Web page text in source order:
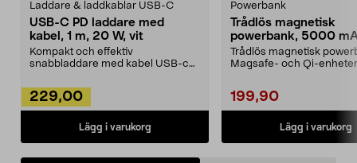
Laddare & laddkablar USB-C
USB-C PD laddare med
kabel, 1 m, 20 W, vit
Kompakt och effektiv
snabbladdare med kabel USB-c
229,00
Lägg i varukorg
Powerbank
Trådlös magnetisk
powerbank, 5000
Trådlös magnetisk
Magsafe- och Qi-
199,90
Lägg i varukorg